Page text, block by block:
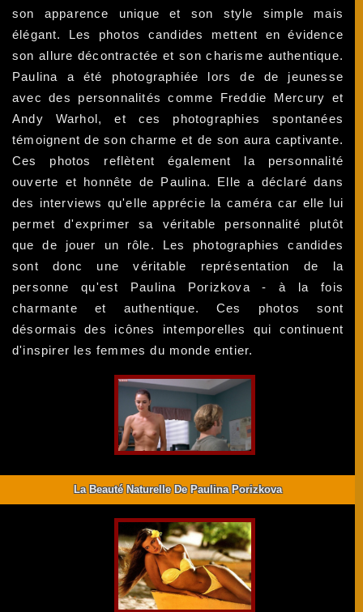
son apparence unique et son style simple mais
élégant. Les photos candides mettent en évidence
son allure décontractée et son charisme authentique.
Paulina a été photographiée lors de de jeunesse
avec des personnalités comme Freddie Mercury et
Andy Warhol, et ces photographies spontanées
témoignent de son charme et de son aura captivante.
Ces photos reflètent également la personnalité
ouverte et honnête de Paulina. Elle a déclaré dans
des interviews qu'elle apprécie la caméra car elle lui
permet d'exprimer sa véritable personnalité plutôt
que de jouer un rôle. Les photographies candides
sont donc une véritable représentation de la
personne qu'est Paulina Porizkova - à la fois
charmante et authentique. Ces photos sont
désormais des icônes intemporelles qui continuent
d'inspirer les femmes du monde entier.
La Beauté Naturelle De Paulina Porizkova